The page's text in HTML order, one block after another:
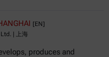
[EN]
| 上海
produces and